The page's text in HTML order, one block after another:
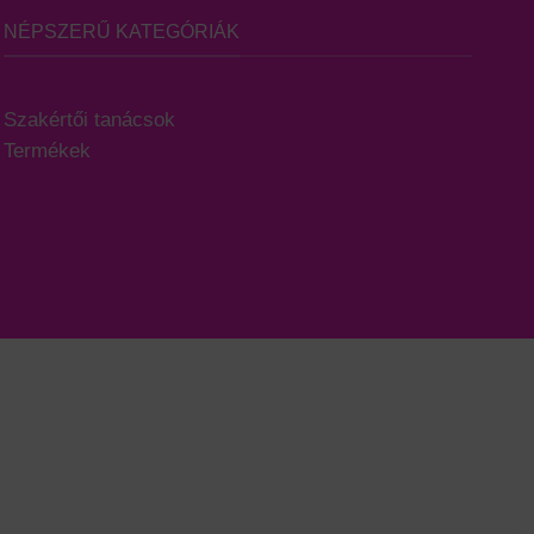
NÉPSZERŰ KATEGÓRIÁK
Szakértői tanácsok
Termékek